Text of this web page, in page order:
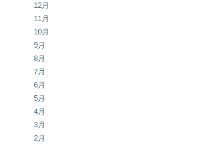
12月
11月
10月
9月
8月
7月
6月
5月
4月
3月
2月